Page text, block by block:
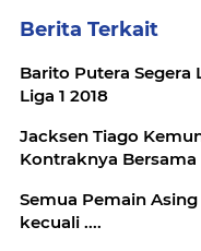
Berita Terkait
Barito Putera
Liga 1 2018
Jacksen Tiago
Kontraknya Bersama
Semua Pemain
kecuali ....